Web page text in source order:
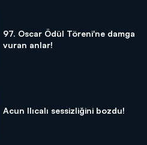
97. Oscar Ödül Töreni'ne damga
vuran anlar!
Acun Ilıcalı sessizliğini bozdu!